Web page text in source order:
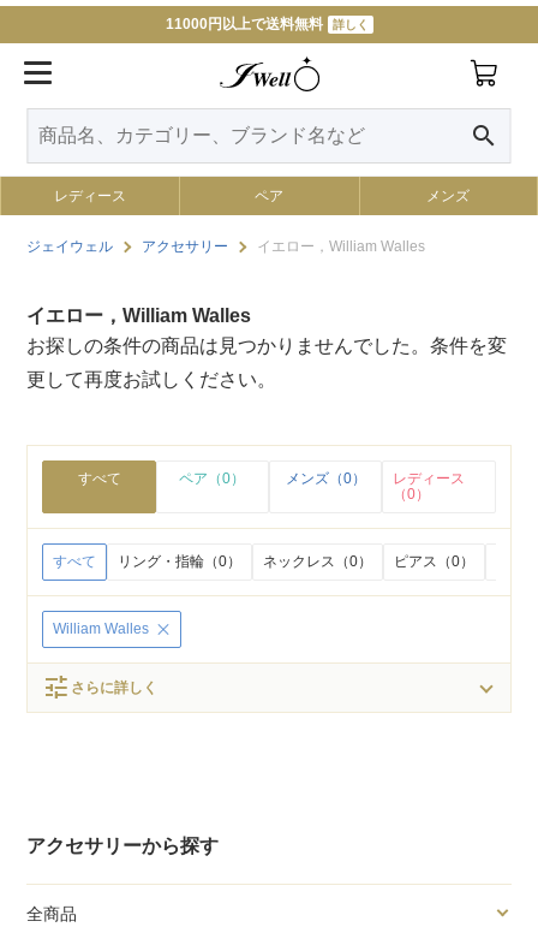
11000円以上で送料無料 詳しく
search
レディース ペア メンズ
ジェイウェル アクセサリー イエロー，William Walles
アクセサリーから探す
全商品
イエロー，William Walles
お探しの条件の商品は見つかりませんでした。条件を変
更して再度お試しください。
すべて ペア（0） メンズ（0）
レディース
（0）
すべて リング・指輪（0） ネックレス（0） ピアス（0）
William Walles
tune さらに詳しく